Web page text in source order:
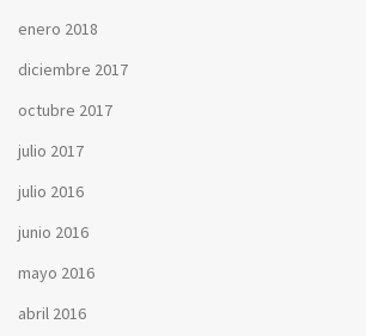
enero 2018
diciembre 2017
octubre 2017
julio 2017
julio 2016
junio 2016
mayo 2016
abril 2016